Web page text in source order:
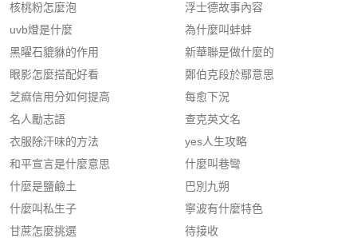
核桃粉怎麼泡
uvb燈是什麼
黑曜石貔貅的作用
眼影怎麼搭配好看
芝痲信用分如何提高
名人勵志語
衣服除汗味的方法
和平宣言是什麼意思
什麼是鹽鹼土
什麼叫私生子
甘蔗怎麼挑選
浮士德故事內容
為什麼叫蚌蚌
新華聯是做什麼的
鄭伯克段於鄢意思
每愈下況
查克英文名
yes人生攻略
什麼叫巷彎
巴別九朔
寧波有什麼特色
待接收